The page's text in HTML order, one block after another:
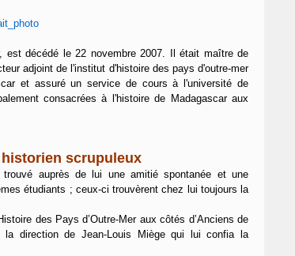
est décédé le 22 novembre 2007. Il était maître de
adjoint de l'institut d'histoire des pays d'outre-mer
et assuré un service de cours à l'université de
consacrées à l'histoire de Madagascar aux
scrupuleux
trouvé auprès de lui une amitié spontanée et une
étudiants ; ceux-ci trouvèrent chez lui toujours la
des Pays d’Outre-Mer aux côtés d’Anciens de
la direction de Jean-Louis Miège qui lui confia la